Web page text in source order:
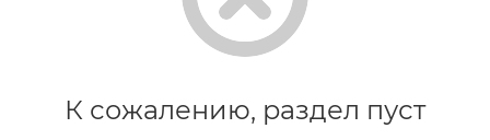
К сожалению, раздел пуст